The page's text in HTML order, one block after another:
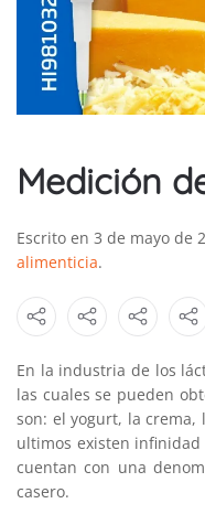
Medición
Escrito en 3 de mayo de
alimenticia.
En la industria de los
las cuales se pueden
son: el yogurt, la crema,
ultimos existen
cuentan con una
casero.